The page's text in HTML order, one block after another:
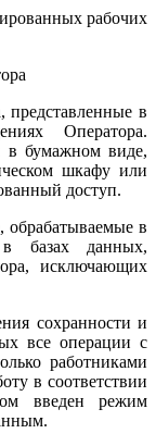
рабочих
в
Оператора.
в бумажном виде,
шкафу или
доступ.
в
в базах данных,
исключающих
и
все операции с
работниками
в со­ответствии
введен режим